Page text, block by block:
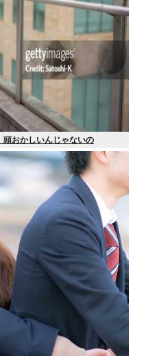
おかしいんじゃないの